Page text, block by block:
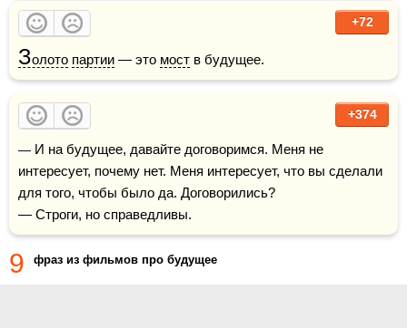
+72
Золото партии — это мост в будущее.
+374
— И на будущее, давайте договоримся. Меня не
интересует, почему нет. Меня интересует, что вы сделали
для того, чтобы было да. Договорились?
— Строги, но справедливы.
9 фраз из фильмов про будущее